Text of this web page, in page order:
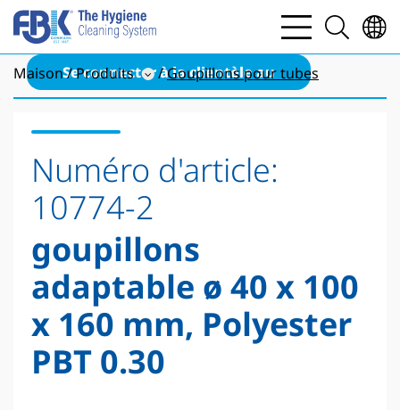
bars
light
search
light
Se connecter à la clientèle au
Maison Produits Goupillons pour tubes
Numéro d'article:
10774-2
goupillons
adaptable ø 40 x 100
x 160 mm, Polyester
PBT 0.30